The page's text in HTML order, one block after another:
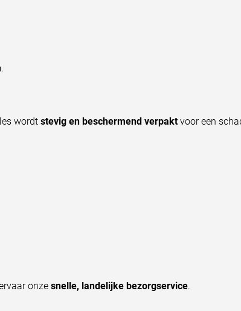
wordt stevig en beschermend verpaktvoor een
onze snelle, landelijke bezorgservice.